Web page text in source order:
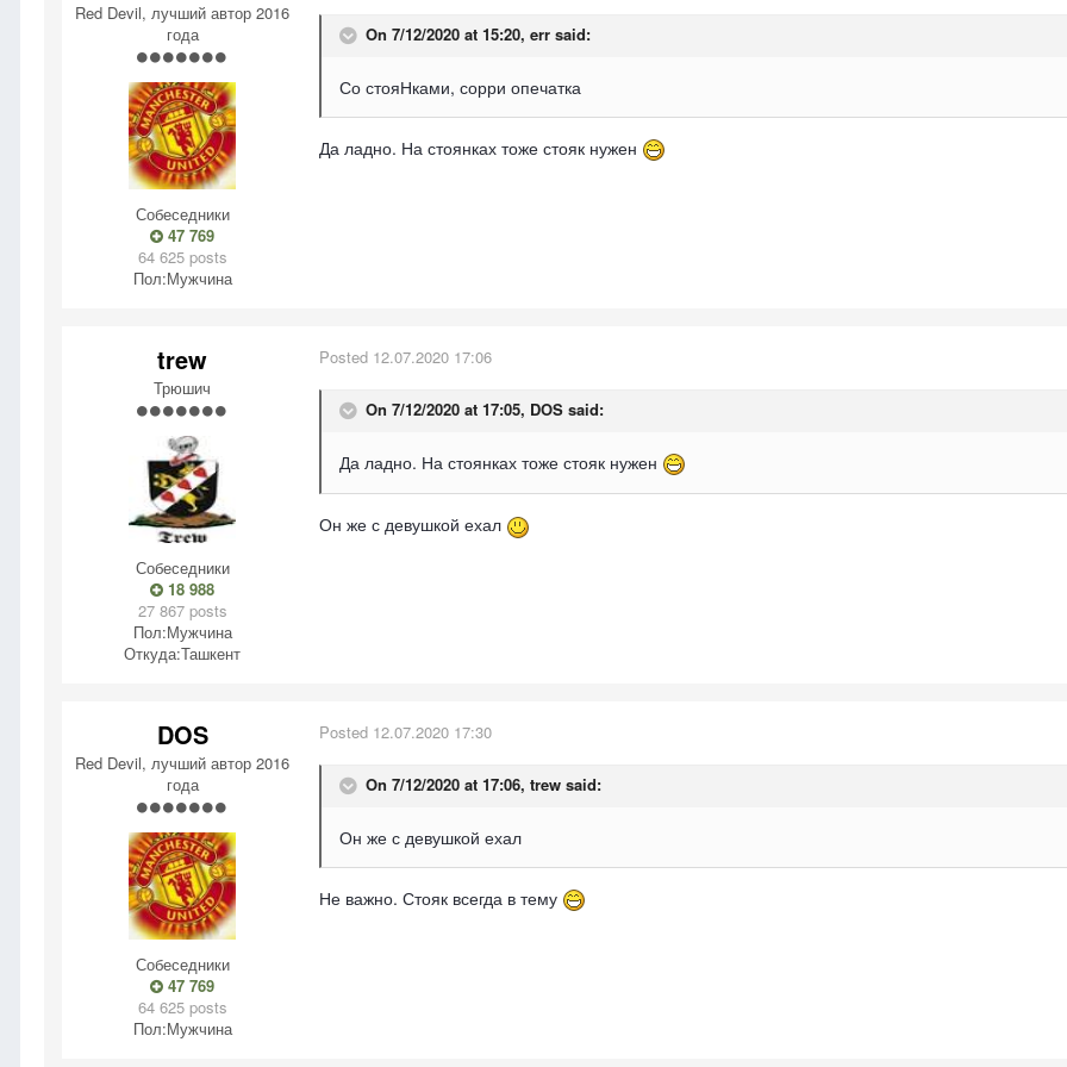
Red Devil, лучший автор 2016
года
Собеседники
47 769
64 625 posts
Пол:Мужчина
On 7/12/2020 at 15:20, err said:
Со стояНками, сорри опечатка
Да ладно. На стоянках тоже стояк нужен
trew
Трюшич
Собеседники
18 988
27 867 posts
Пол:Мужчина
Откуда:Ташкент
Posted 12.07.2020 17:06
On 7/12/2020 at 17:05, DOS said:
Да ладно. На стоянках тоже стояк нужен
Он же с девушкой ехал
DOS
Red Devil, лучший автор 2016
года
Собеседники
47 769
64 625 posts
Пол:Мужчина
Posted 12.07.2020 17:30
On 7/12/2020 at 17:06, trew said:
Он же с девушкой ехал
Не важно. Стояк всегда в тему